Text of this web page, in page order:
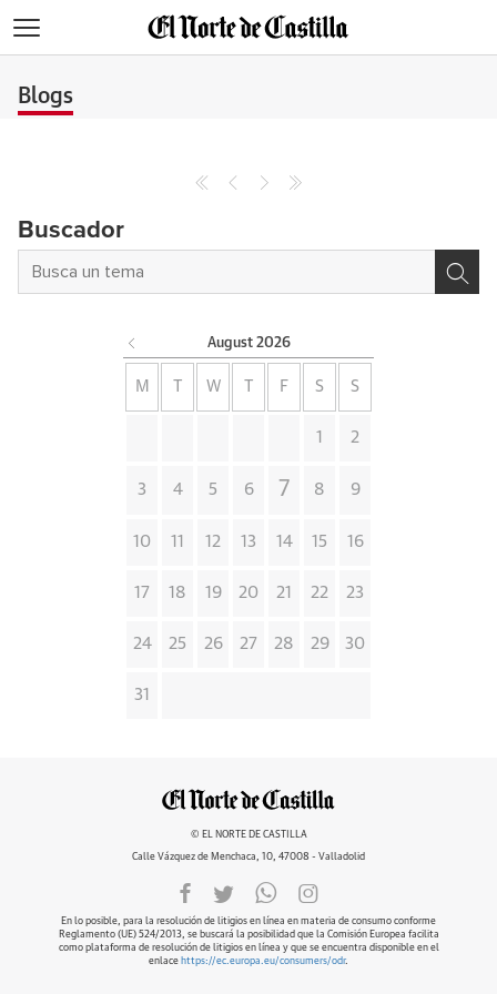
Blogs
Buscador
August 2026
M W F S S
1 2
3 4 5 6 7 8 9
10 11 12 13 14 15 16
17 18 19 20 21 22 23
24 25 26 27 28 29 30
31
© EL NORTE DE CASTILLA
Calle Vázquez de Menchaca, 10, 47008 - Valladolid
En lo posible, para la resolución de litigios en línea en materia de consumo conforme
Reglamento (UE) 524/2013, se buscará la posibilidad que la Comisión Europea facilita
como plataforma de resolución de litigios en línea y que se encuentra disponible en el
enlace https://ec.europa.eu/consumers/odr.